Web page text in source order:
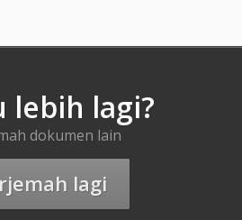
lebih lagi?
dokumen lain
lagi